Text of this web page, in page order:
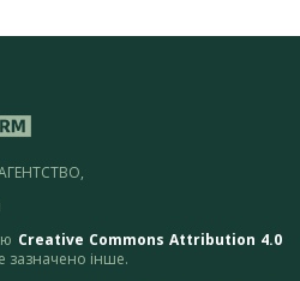
Creative Commons Attribution 4.0
зазначено інше.